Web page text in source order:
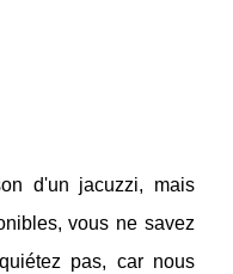
d'un jacuzzi, mais
vous ne savez
pas, car nous